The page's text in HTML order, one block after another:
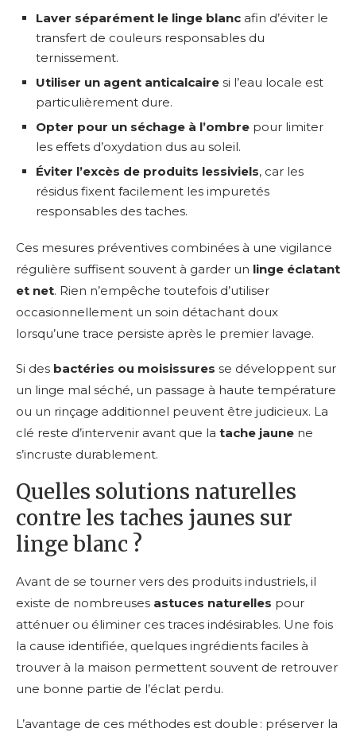
Laver séparément le linge blanc afin d’éviter le
transfert de couleurs responsables du
ternissement.
Utiliser un agent anticalcaire si l’eau locale est
particulièrement dure.
Opter pour un séchage à l’ombre pour limiter
les effets d’oxydation dus au soleil.
Éviter l’excès de produits lessiviels, car les
résidus fixent facilement les impuretés
responsables des taches.
Ces mesures préventives combinées à une vigilance
régulière suffisent souvent à garder un linge éclatant
et net. Rien n’empêche toutefois d’utiliser
occasionnellement un soin détachant doux
lorsqu’une trace persiste après le premier lavage.
Si des bactéries ou moisissures se développent sur
un linge mal séché, un passage à haute température
ou un rinçage additionnel peuvent être judicieux. La
clé reste d’intervenir avant que la tache jaune ne
s’incruste durablement.
Quelles solutions naturelles
contre les taches jaunes sur
linge blanc ?
Avant de se tourner vers des produits industriels, il
existe de nombreuses astuces naturelles pour
atténuer ou éliminer ces traces indésirables. Une fois
la cause identifiée, quelques ingrédients faciles à
trouver à la maison permettent souvent de retrouver
une bonne partie de l’éclat perdu.
L’avantage de ces méthodes est double : préserver la